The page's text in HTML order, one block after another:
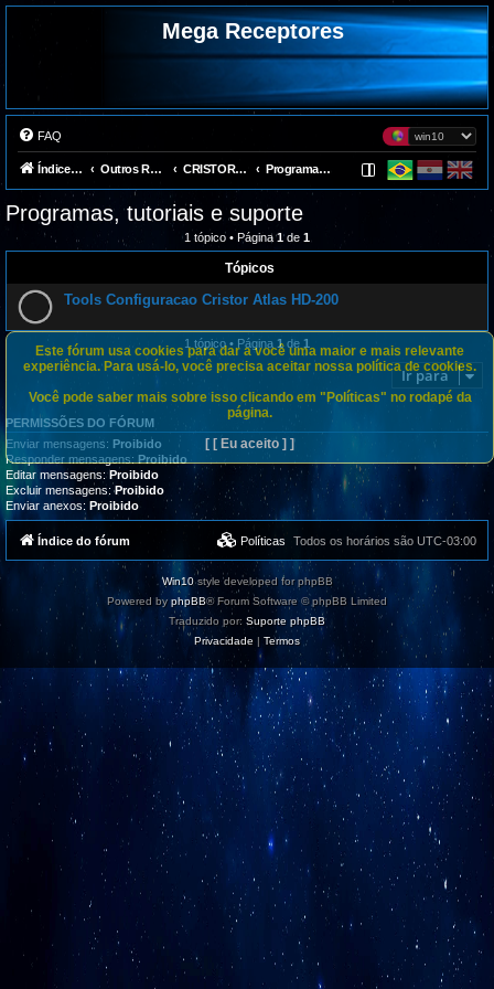
Mega Receptores
FAQ
Índice do fórum Outros Receptores CRISTOR ATLAS Programas, tutoriais e suporte
Programas, tutoriais e suporte
1 tópico • Página1de 1
Tópicos
Tools Configuracao Cristor Atlas HD-200
1 tópico • Página 1de 1
Ir para
PERMISSÕES DO FÓRUM
Enviar mensagens: Proibido
Responder mensagens: Proibido
Editar mensagens:Proibido
Excluir mensagens:Proibido
Enviar anexos: Proibido
Este fórum usa cookies para dar a você uma maior e mais relevante
experiência. Para usá-lo, você precisa aceitar nossa política de cookies.
Você pode saber mais sobre isso clicando em "Políticas" no rodapé da
página.
[ [ Eu aceito ] ]
Índice do fórum Todos os horários são UTC-03:00
Políticas
Win10style developed for phpBB
Powered byphpBB® Forum Software © phpBB Limited
Traduzido por: Suporte phpBB
Privacidade | Termos